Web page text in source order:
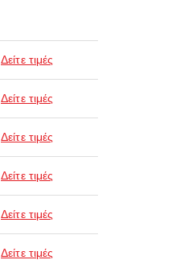
Δείτε τιμές
Δείτε τιμές
Δείτε τιμές
Δείτε τιμές
Δείτε τιμές
Δείτε τιμές